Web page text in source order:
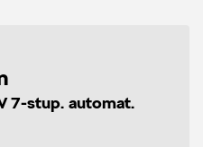
7-stup. automat.